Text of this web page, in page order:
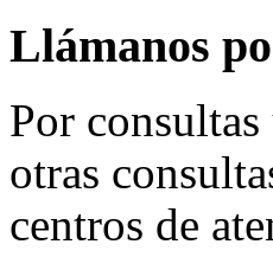
Llámanos
Por
otras
centros de